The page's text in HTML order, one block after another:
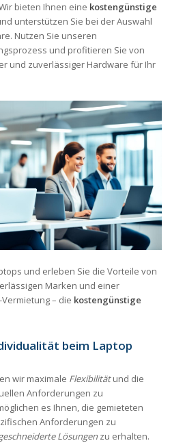
bieten Ihnen eine kostengünstige
unterstützen Sie bei der Auswahl
Nutzen Sie unseren
und profitieren Sie von
und zuverlässiger Hardware für Ihr
und erleben Sie die Vorteile von
Marken und einer
– die kostengünstige
beim Laptop
wir maximale Flexibilitätund die
Anforderungen zu
es Ihnen, die gemieteten
Anforderungen zu
Lösungenzu erhalten.